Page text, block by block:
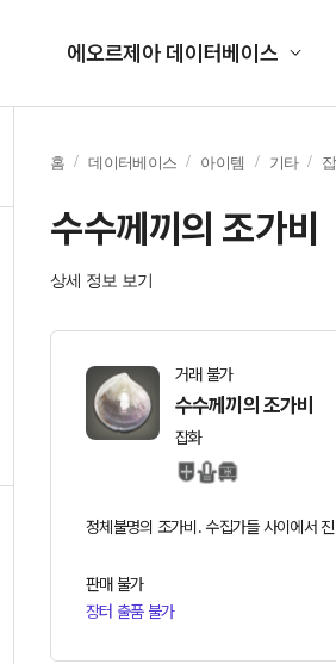
에오르제아 데이터베이스
홈 데이터베이스 아이템 기타
수수께끼의 조가비
상세 정보 보기
거래 불가
수수께끼의 조가비
잡화
정체불명의 조가비. 수집가들 사이에서
판매 불가
장터 출품 불가